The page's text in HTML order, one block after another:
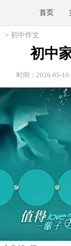
首页
> 初中作文
初中
时间：2026-05-10